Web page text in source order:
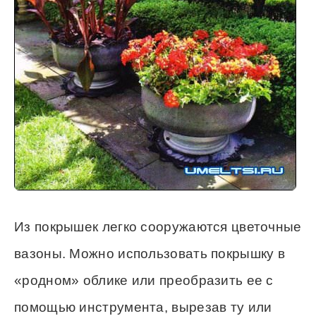
Из покрышек легко сооружаются цветочные
вазоны. Можно использовать покрышку в
«родном» облике или преобразить ее с
помощью инструмента, вырезав ту или